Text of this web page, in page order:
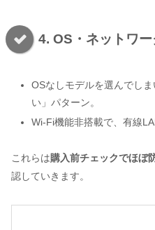
4. OS・ネットワー
OSなしモデルを選んでし
い」パターン。
Wi-Fi機能非搭載で、有線
これらは購入前チェックでほぼ
認していきます。